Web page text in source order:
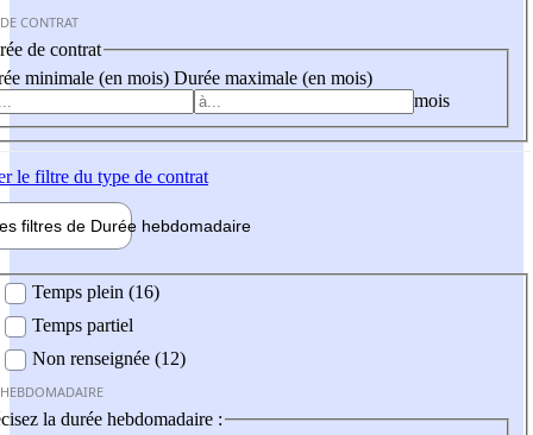
CONTRAT
de contrat
minimale (en mois) Durée maximale (en mois)
mois
le filtre du type de contrat
filtres de Durée hebdomadaire
Temps plein (16)
Temps partiel
Non renseignée (12)
la durée hebdomadaire :